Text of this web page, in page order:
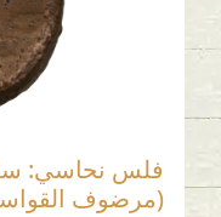
فلس نحاسي:
(مرضوف